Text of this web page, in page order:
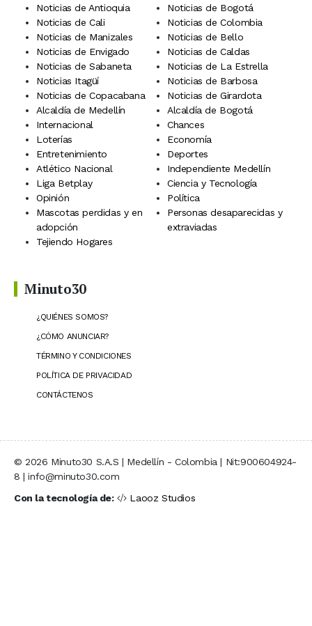
Noticias de Antioquia
Noticias de Bogotá
Noticias de Cali
Noticias de Colombia
Noticias de Manizales
Noticias de Bello
Noticias de Envigado
Noticias de Caldas
Noticias de Sabaneta
Noticias de La Estrella
Noticias Itagüí
Noticias de Barbosa
Noticias de Copacabana
Noticias de Girardota
Alcaldía de Medellín
Alcaldía de Bogotá
Internacional
Chances
Loterías
Economía
Entretenimiento
Deportes
Atlético Nacional
Independiente Medellín
Liga Betplay
Ciencia y Tecnología
Opinión
Política
Mascotas perdidas y en
adopción
Personas desaparecidas y
extraviadas
Tejiendo Hogares
Minuto30
¿QUIÉNES SOMOS?
¿CÓMO ANUNCIAR?
TÉRMINO Y CONDICIONES
POLÍTICA DE PRIVACIDAD
CONTÁCTENOS
© 2026 Minuto30 S.A.S | Medellín - Colombia | Nit:900604924-
8 | info@minuto30.com
Con la tecnología de:
Laooz Studios